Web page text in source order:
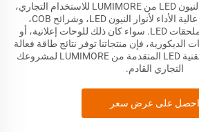
تم تصميم شرائط وأنوار النيون LED من LUMIMORE للاستخدام التجاري،
حيث تقدم تقنية مرنة عالية الأداء لأنوار النيون LED، وشرائح COB،
ومجموعة متنوعة من الملحقات LED. سواء كان ذلك للوحات إعلانية، أو
الديكورية، فإن منتجاتنا توفر نتائج طاقة فعالة
وبصرية مذهلة. اكتشف تقنية LED المتقدمة من LUMIMORE لمشروعك
التجاري القادم.
احصل على عرض سعر